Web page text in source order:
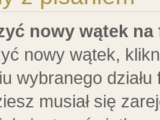
nowy wątek na
nowy wątek,
wybranego
musiał się